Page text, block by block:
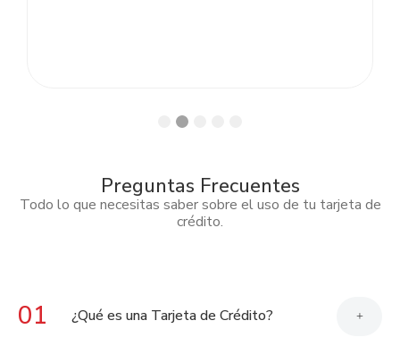
Preguntas Frecuentes
Todo lo que necesitas saber sobre el uso de tu tarjeta de
crédito.
01 ¿Qué es una Tarjeta de Crédito? +